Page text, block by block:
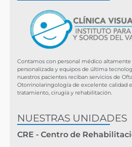
Contamos con personal médico
personalizada y equipos de última
nuestros pacientes reciban servicios de
Otorrinolaringología de excelente calidad
tratamiento, cirugía y rehabilitación.
NUESTRAS UNIDADES
CRE - Centro de